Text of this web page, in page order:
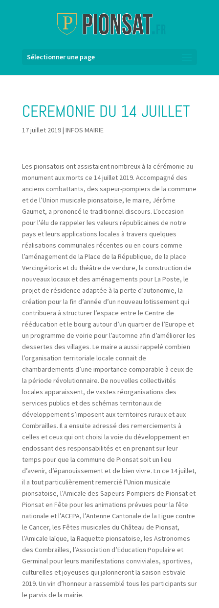
Sélectionner une page
CEREMONIE DU 14 JUILLET
17 juillet 2019| INFOS MAIRIE
Les pionsatois ont assistaient nombreux à la cérémonie au
monument aux morts ce 14 juillet 2019. Accompagné des
anciens combattants, des sapeur-pompiers de la commune
et de l’Union musicale pionsatoise, le maire, Jérôme
Gaumet, a prononcé le traditionnel discours. L’occasion
pour l’élu de rappeler les valeurs républicaines de notre
pays et leurs applications locales à travers quelques
réalisations communales récentes ou en cours comme
l’aménagement de la Place de la République, de la place
Vercingétorix et du théâtre de verdure, la construction de
nouveaux locaux et des aménagements pour La Poste, le
projet de résidence adaptée à la perte d’autonomie, la
création pour la fin d’année d’un nouveau lotissement qui
contribuera à structurer l’espace entre le Centre de
rééducation et le bourg autour d’un quartier de l’Europe et
un programme de voirie pour l’automne afin d’améliorer les
dessertes des villages. Le maire a aussi rappelé combien
l’organisation territoriale locale connait de
chambardements d’une importance comparable à ceux de
la période révolutionnaire. De nouvelles collectivités
locales apparaissent, de vastes réorganisations des
services publics et des schémas territoriaux de
développement s’imposent aux territoires ruraux et aux
Combrailles. Il a ensuite adressé des remerciements à
celles et ceux qui ont choisi la voie du développement en
endossant des responsabilités et en prenant sur leur
temps pour que la commune de Pionsat soit un lieu
d’avenir, d’épanouissement et de bien vivre. En ce 14 juillet,
il a tout particulièrement remercié l’Union musicale
pionsatoise, l’Amicale des Sapeurs-Pompiers de Pionsat et
Pionsat en Fête pour les animations prévues pour la fête
nationale et l’ACEPA, l’Antenne Cantonale de la Ligue contre
le Cancer, les Fêtes musicales du Château de Pionsat,
l’Amicale laïque, la Raquette pionsatoise, les Astronomes
des Combrailles, l’Association d’Education Populaire et
Germinal pour leurs manifestations conviviales, sportives,
culturelles et joyeuses qui jalonneront la saison estivale
2019. Un vin d’honneur a rassemblé tous les participants sur
le parvis de la mairie.